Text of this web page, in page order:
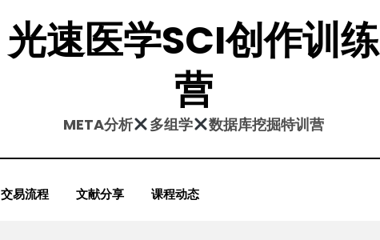
光速医学SCI创作训练
营
META分析 多组学 数据库挖掘特训营
交易流程 文献分享 课程动态